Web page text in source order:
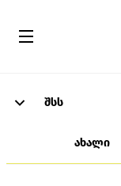
შსს
ახალი